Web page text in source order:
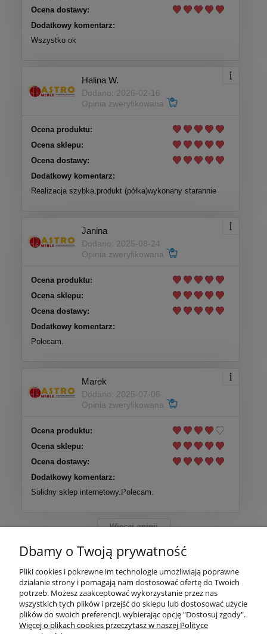
Ocena dostawy:
Dodatkowy komentarz:
Wszystko ok
Halina W.
Dodano: 2026-02-16
Opinia zweryfikowana
Ocena produktu:
Ocena sklepu:
Ocena dostawy:
Dodatkowy komentarz:
Realizacja szybka,produkt (półka)wykonany starannie
Janina
Dodano: 2025-08-24
Opinia zweryfikowana
Ocena produktu:
Ocena sklepu:
Ocena dostawy:
Dodatkowy komentarz:
Polecam.
Marek
Dodano: 2025-07-06
Opinia zweryfikowana
Ocena produktu:
Ocena sklepu:
Ocena dostawy:
Dodatkowy komentarz:
Solidny sklep internetowy.Polecam.
Więcej opinii
Pomoc
Nasze społeczności
Dbamy o Twoją prywatność
Pliki cookies i pokrewne im technologie umożliwiają poprawne
działanie strony i pomagają nam dostosować ofertę do Twoich
potrzeb. Możesz zaakceptować wykorzystanie przez nas
wszystkich tych plików i przejść do sklepu lub dostosować użycie
plików do swoich preferencji, wybierając opcję "Dostosuj zgody".
Więcej o plikach cookies przeczytasz w naszej Polityce